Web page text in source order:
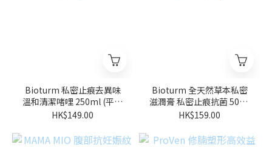
Bioturm 私密止痕去異味
溫和清潔啫哩 250ml (平行
進口)
HK$149.00
Bioturm 全天然草本私密
滋潤膏 私密止痕抗菌 50ml
(平行進口)
HK$159.00